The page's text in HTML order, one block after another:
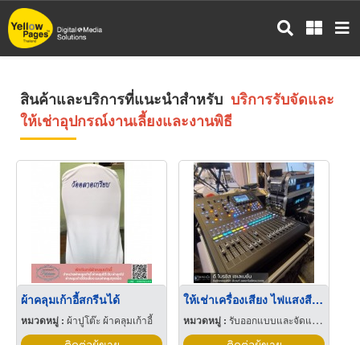
ข้าม
ไป
สินค้าและบริการที่แนะนำสำหรับ บริการรับจัดและ
ให้เช่าอุปกรณ์งานเลี้ยงและงานพิธี
ผ้าคลุมเก้าอี้สกรีนได้
หมวดหมู่ : ผ้าปูโต๊ะ ผ้าคลุมเก้าอี้
ให้เช่าเครื่องเสียง ไฟแสงสี ราคาประหยัด
หมวดหมู่ : รับออกแบบและจัดแสดงนิทรรศการ